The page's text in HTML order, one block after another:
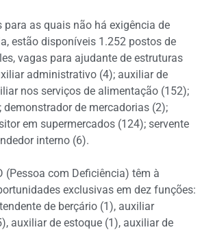
para as quais não há exigência de
estão disponíveis 1.252 postos de
vagas para ajudante de estruturas
administrativo (4); auxiliar de
nos serviços de alimentação (152);
demonstrador de mercadorias (2);
em supermercados (124); servente
interno (6).
(Pessoa com Deficiência) têm à
exclusivas em dez funções:
de berçário (1), auxiliar
auxiliar de estoque (1), auxiliar de